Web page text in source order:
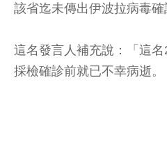
該省迄未傳出伊波拉病毒確
這名發言人補充說：「這
採檢確診前就已不幸病逝。